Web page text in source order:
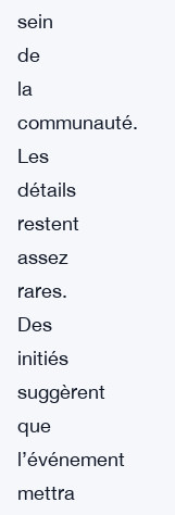
sein
de
la
communauté.
Les
détails
restent
assez
rares.
Des
initiés
suggèrent
que
l’événement
mettra